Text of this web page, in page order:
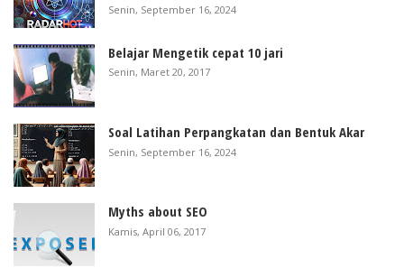
Senin, September 16, 2024
Belajar Mengetik cepat 10 jari
Senin, Maret 20, 2017
Soal Latihan Perpangkatan dan Bentuk Akar
Senin, September 16, 2024
Myths about SEO
Kamis, April 06, 2017